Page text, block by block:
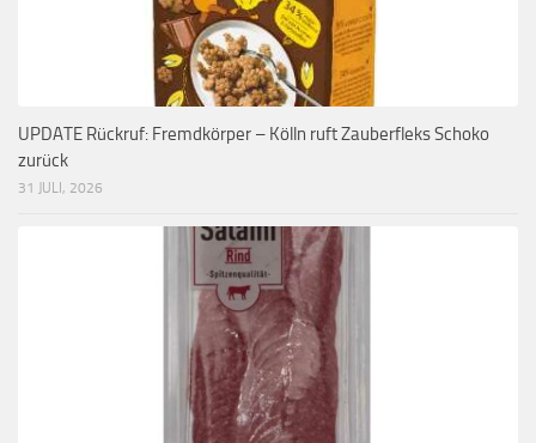
UPDATE Rückruf: Fremdkörper – Kölln ruft Zauberfleks Schoko
zurück
31 JULI, 2026